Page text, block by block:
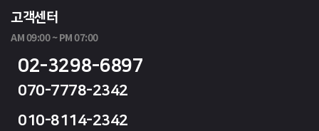
고객센터
AM 09:00 ~ PM 07:00
02-3298-6897
070-7778-2342
010-8114-2342